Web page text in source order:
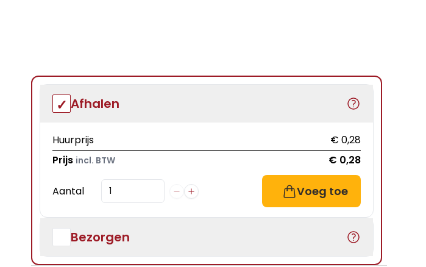
Afhalen
Huurprijs
€ 0,28
Prijs incl. BTW € 0,28
Aantal Voeg toe
Bezorgen